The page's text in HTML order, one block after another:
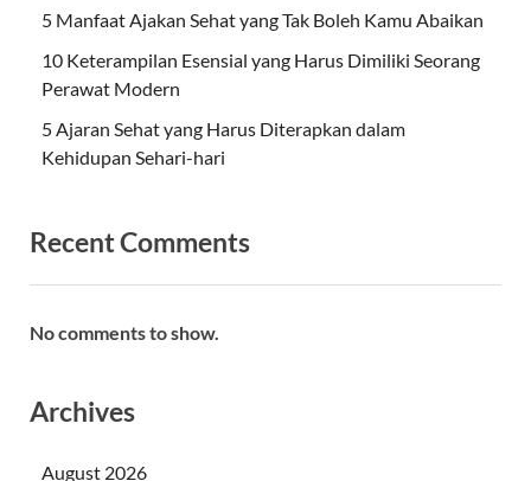
5 Manfaat Ajakan Sehat yang Tak Boleh Kamu Abaikan
10 Keterampilan Esensial yang Harus Dimiliki Seorang
Perawat Modern
5 Ajaran Sehat yang Harus Diterapkan dalam
Kehidupan Sehari-hari
Recent Comments
No comments to show.
Archives
August 2026